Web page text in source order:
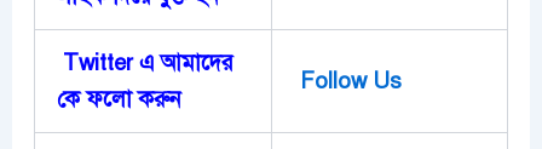
Twitter এ আমাদের
কে ফলো করুন
Follow Us